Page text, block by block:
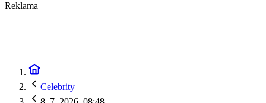
Reklama
Celebrity